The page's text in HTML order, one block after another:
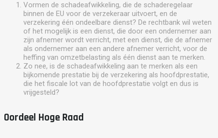
Vormen de schadeafwikkeling, die de schaderegelaar
binnen de EU voor de verzekeraar uitvoert, en de
verzekering één ondeelbare dienst? De rechtbank wil weten
of het mogelijk is een dienst, die door een ondernemer aan
zijn afnemer wordt verricht, met een dienst, die de afnemer
als ondernemer aan een andere afnemer verricht, voor de
heffing van omzetbelasting als één dienst aan te merken.
Zo nee, is de schadeafwikkeling aan te merken als een
bijkomende prestatie bij de verzekering als hoofdprestatie,
die het fiscale lot van de hoofdprestatie volgt en dus is
vrijgesteld?
Oordeel Hoge Raad